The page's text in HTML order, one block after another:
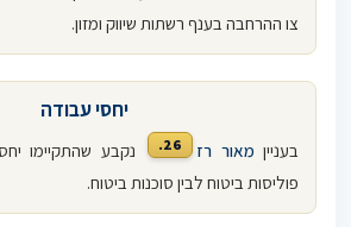
צו ההרחבה בענף רשתות שיווק ומזון.
יחסי עבודה
בעניין מאור רז 26.
נקבע שהתקיימו
פוליסות ביטוח לבין סוכנות ביטוח.